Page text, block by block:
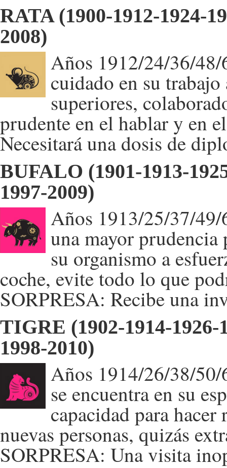
RATA (1900-1912-1924-
2008)
Años 1912/24/36/
cuidado en su
superiores,
prudente en el hablar y en
Necesitará una dosis de
BUFALO (1901-1913-
1997-2009)
Años 1913/25/37/
una mayor prudencia
su organismo a
coche, evite todo lo que
SORPRESA: Recibe una
TIGRE (1902-1914-1926-
1998-2010)
Años 1914/26/38/
se encuentra en su
capacidad para hacer
nuevas personas, quizás
SORPRESA: Una visita